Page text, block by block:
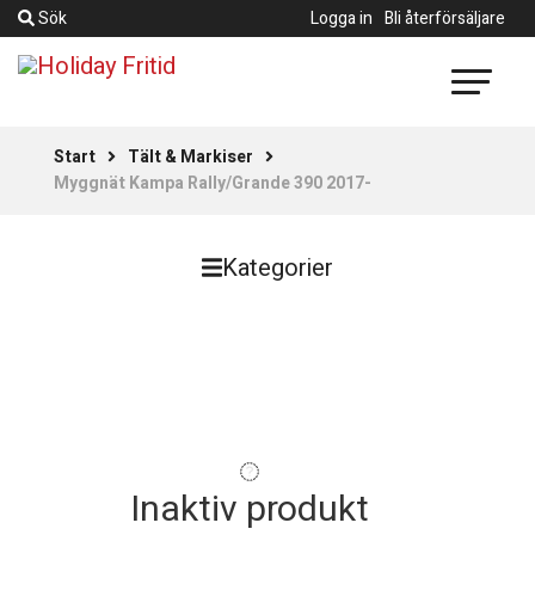
Sök Logga in Bli återförsäljare
Start
Tält & Markiser
Myggnät Kampa Rally/Grande 390 2017-
Kategorier
Inaktiv produkt